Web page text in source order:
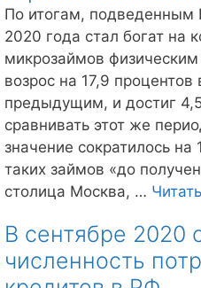
Сбербанка
По итогам, подведенным
2020 года стал богат на
микрозаймов
возрос на 17,9 процентов
предыдущим, и достиг
сравнивать этот же
значение сократилось
таких займов «до
столица Москва, …
В сентябре 2020
численность